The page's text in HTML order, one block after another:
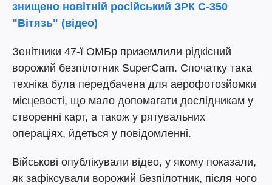
знищено новітній російський ЗРК С-350
"Вітязь" (відео)
Зенітники 47-ї ОМБр приземлили рідкісний
ворожий безпілотник SuperСam. Спочатку така
техніка була передбачена для аерофотозйомки
місцевості, що мало допомагати дослідникам у
створенні карт, а також у рятувальних
операціях, йдеться у повідомленні.
Військові опублікували відео, у якому показали,
як зафіксували ворожий безпілотник, після чого